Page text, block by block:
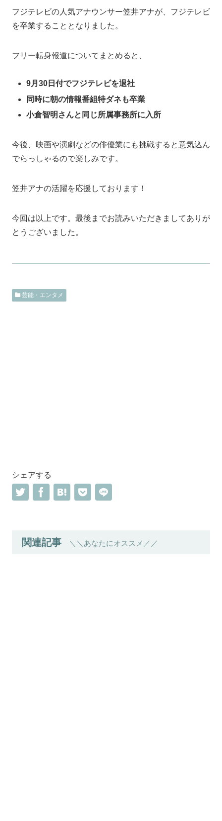
フジテレビの人気アナウンサー笠井アナが、フジテレビ
を卒業することとなりました。
フリー転身報道についてまとめると、
9月30日付でフジテレビを退社
同時に朝の情報番組特ダネも卒業
小倉智明さんと同じ所属事務所に入所
今後、映画や演劇などの俳優業にも挑戦すると意気込ん
でらっしゃるので楽しみです。
笠井アナの活躍を応援しております！
今回は以上です。最後までお読みいただきましてありが
とうございました。
芸能・エンタメ
シェアする
関連記事 ＼＼あなたにオススメ／／